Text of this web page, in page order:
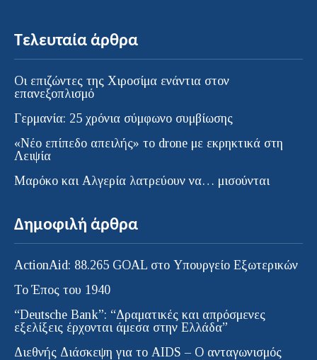
Τελευταία άρθρα
Οι επιζώντες της Χιροσίμα ενάντια στον
επανεξοπλισμό
Γερμανία: 25 χρόνια σύμφωνο συμβίωσης
«Νέο επίπεδο απειλής» το drone με εκρηκτικά στη
Λειψία
Μαρόκο και Αλγερία λατρεύουν να… μισούνται
Δημοφιλή άρθρα
ActionAid: 88.265 GOAL στο Υπουργείο Εξωτερικών
Το Έπος του 1940
“Deutsche Bank”: “Δραματικές και απρόσμενες
εξελίξεις έρχονται άμεσα στην Ελλάδα”
Διεθνής Διάσκεψη για το AIDS – Ο ανταγωνισμός